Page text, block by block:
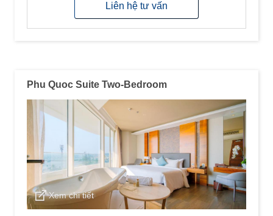
Liên hệ tư vấn
Phu Quoc Suite Two-Bedroom
Xem chi tiết